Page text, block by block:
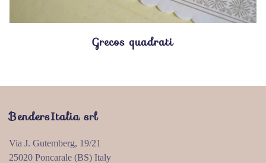
Grecos quadrati
BendersItalia srl
Via J. Gutemberg, 19/21
25020 Poncarale (BS) Italy